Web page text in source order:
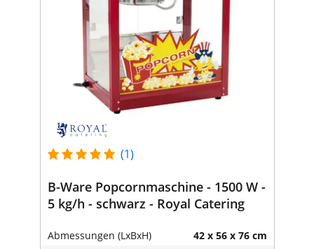
(1)
B-Ware Popcornmaschine - 1500 W -
5 kg/h - schwarz - Royal Catering
Abmessungen (LxBxH) 42 x 56 x 76 cm